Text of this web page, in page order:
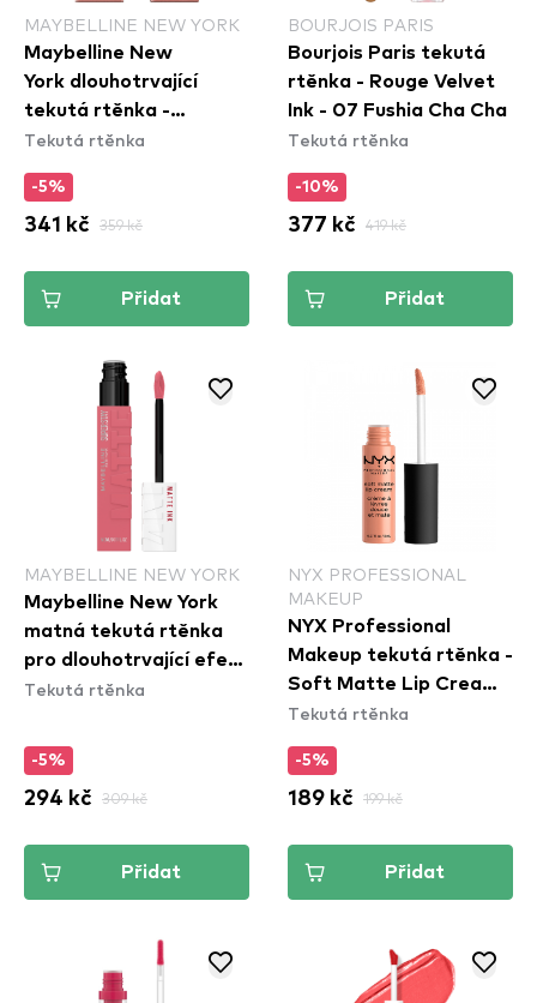
MAYBELLINE NEW YORK
Maybelline New
York dlouhotrvající
tekutá rtěnka -
Superstay Vinyl Ink
Captivated
Tekutá rtěnka
-5%
341 kč 359 kč
Přidat
BOURJOIS PARIS
Bourjois Paris tekutá
rtěnka - Rouge Velvet
Ink - 07 Fushia Cha Cha
Tekutá rtěnka
-10%
377 kč 419 kč
Přidat
MAYBELLINE NEW YORK
Maybelline New York
matná tekutá rtěnka
pro dlouhotrvající efekt
- Superstay Matte Ink
Revolutionary
Tekutá rtěnka
-5%
294 kč 309 kč
Přidat
NYX PROFESSIONAL
MAKEUP
NYX Professional
Makeup tekutá rtěnka -
Soft Matte Lip Cream
– Athens (SMLC15)
Tekutá rtěnka
-5%
189 kč 199 kč
Přidat